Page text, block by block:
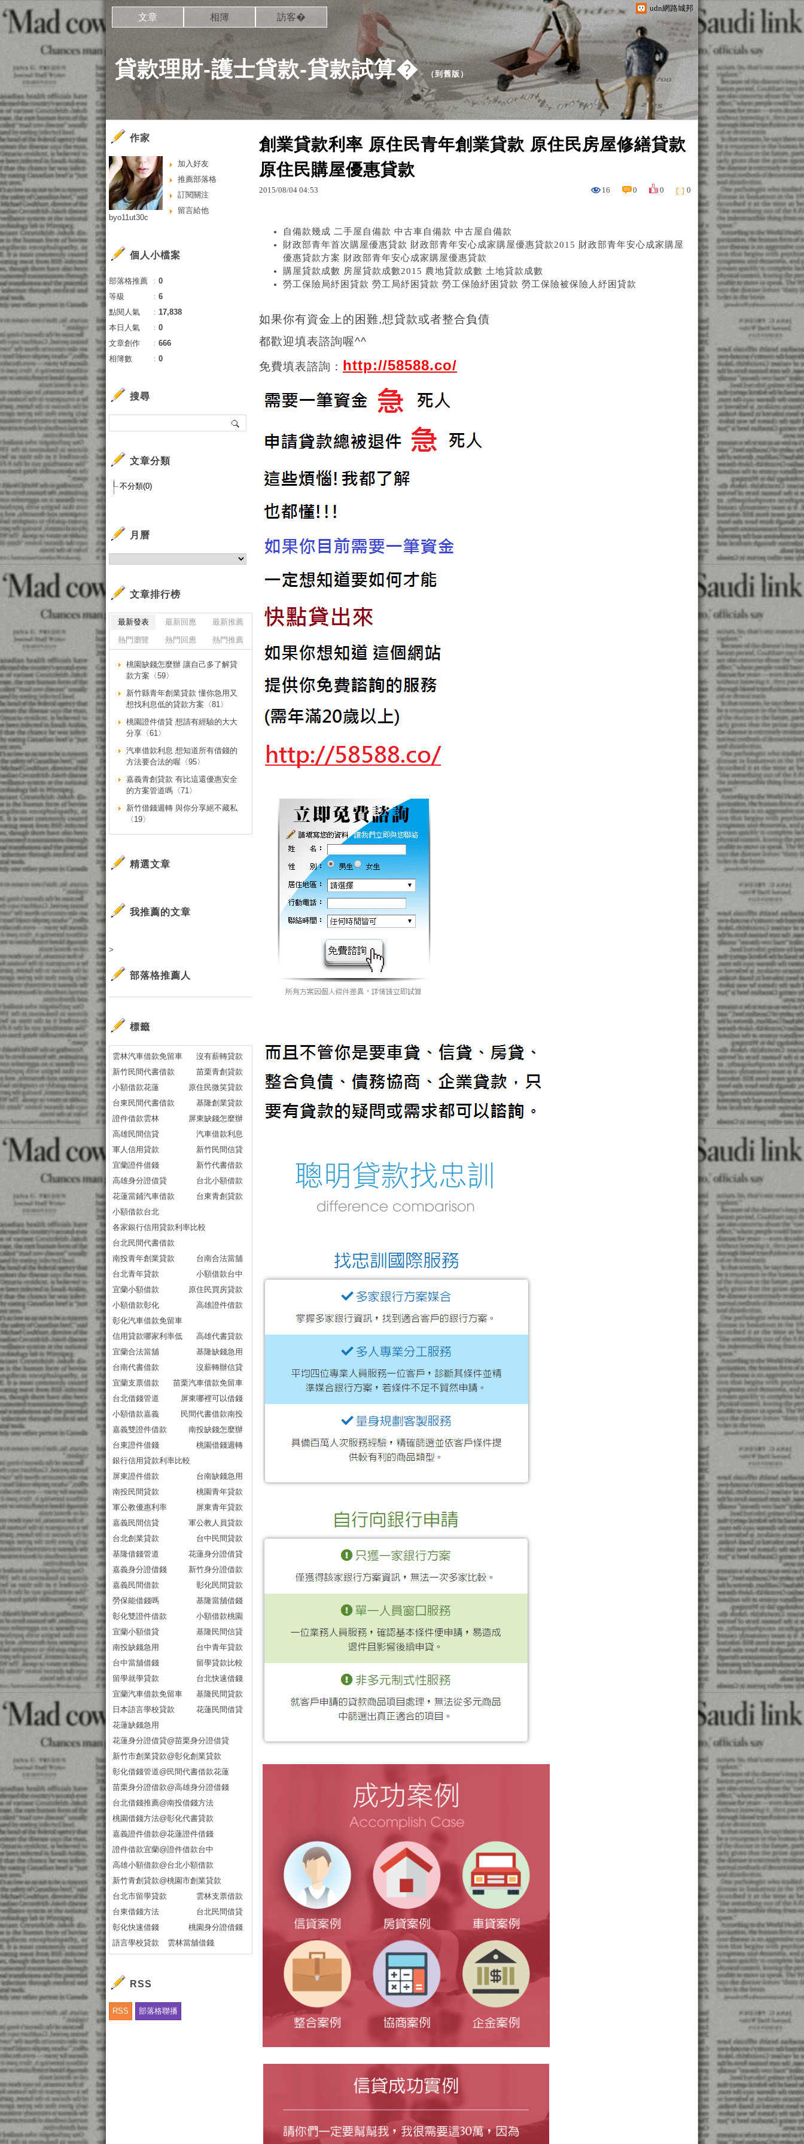
udn網路城邦
貸款理財-護士貸款-貸款試算�（到舊版 ）
文章 相簿 訪客�
創業貸款利率 原住民青年創業貸款 原住民房屋修繕貸款
原住民購屋優惠貸款
2015/08/04 04:53 16 0 0 0
自備款幾成 二手屋自備款 中古車自備款 中古屋自備款
財政部青年首次購屋優惠貸款 財政部青年安心成家購屋優惠貸款2015 財政部青年安心成家購屋
優惠貸款方案 財政部青年安心成家購屋優惠貸款
購屋貸款成數 房屋貸款成數2015 農地貸款成數 土地貸款成數
勞工保險局紓困貸款 勞工局紓困貸款 勞工保險紓困貸款 勞工保險被保險人紓困貸款
如果你有資金上的困難,想貸款或者整合負債
都歡迎填表諮詢喔^^
免費填表諮詢： http://58588.co/
作家
加入好友
推薦部落格
訂閱關注
留言給他
byo11ut30c
個人小檔案
部落格推薦 ： 0
等級
： 6
點閱人氣
： 17,838
本日人氣
： 0
文章創作
： 666
相簿數
： 0
搜尋
文章分類
不分類(0)
月曆
文章排行榜
最新發表 最新回應
最新推薦
熱門瀏覽
熱門回應 熱門推薦
桃園缺錢怎麼辦 讓自己多了解貸
款方案〈59〉
新竹縣青年創業貸款 懂你急用又
想找利息低的貸款方案〈81〉
桃園證件借貸 想請有經驗的大大
分享〈61〉
汽車借款利息 想知道所有借錢的
方法要合法的喔〈95〉
嘉義青創貸款 有比這還優惠安全
的方案管道嗎〈71〉
新竹借錢週轉 與你分享絕不藏私
〈19〉
精選文章
我推薦的文章
>
部落格推薦人
標籤
雲林汽車借款免留車
沒有薪轉貸款
新竹民間代書借款
苗栗青創貸款
小額借款花蓮
原住民微笑貸款
台東民間代書借款
基隆創業貸款
證件借款雲林
屏東缺錢怎麼辦
高雄民間信貸
汽車借款利息
軍人信用貸款
新竹民間信貸
宜蘭證件借錢
新竹代書借款
高雄身分證借貸
台北小額借款
花蓮當鋪汽車借款
台東青創貸款
小額借款台北
各家銀行信用貸款利率比較
台北民間代書借款
南投青年創業貸款
台南合法當舖
台北青年貸款
小額借款台中
宜蘭小額借款
原住民買房貸款
小額借款彰化
高雄證件借款
彰化汽車借款免留車
信用貸款哪家利率低
高雄代書貸款
宜蘭合法當舖
基隆缺錢急用
台南代書借款
沒薪轉辦信貸
宜蘭支票借款
苗栗汽車借款免留車
台北借錢管道
屏東哪裡可以借錢
小額借款嘉義
民間代書借款南投
嘉義雙證件借款
南投缺錢怎麼辦
台東證件借錢
桃園借錢週轉
銀行信用貸款利率比較
屏東證件借款
台南缺錢急用
南投民間貸款
桃園青年貸款
軍公教優惠利率
屏東青年貸款
嘉義民間信貸
軍公教人員貸款
台北創業貸款
台中民間貸款
基隆借錢管道
花蓮身分證借貸
嘉義身分證借錢
新竹身分證借款
嘉義民間借款
彰化民間貸款
勞保能借錢嗎
基隆當舖借錢
彰化雙證件借款
小額借款桃園
宜蘭小額借貸
基隆民間信貸
南投缺錢急用
台中青年貸款
台中當舖借錢
留學貸款比較
留學就學貸款
台北快速借錢
宜蘭汽車借款免留車
基隆民間貸款
日本語言學校貸款
花蓮民間借貸
花蓮缺錢急用
花蓮身分證借貸@苗栗身分證借貸
新竹市創業貸款@彰化創業貸款
彰化借錢管道@民間代書借款花蓮
苗栗身分證借款@高雄身分證借錢
台北借錢推薦@南投借錢方法
桃園借錢方法@彰化代書貸款
嘉義證件借款@花蓮證件借錢
證件借款宜蘭@證件借款台中
高雄小額借款@台北小額借款
新竹青創貸款@桃園市創業貸款
台北市留學貸款
雲林支票借款
台東借錢方法
台北民間借貸
彰化快速借錢
桃園身分證借錢
語言學校貸款
雲林當舖借錢
RSS
RSS 部落格聯播